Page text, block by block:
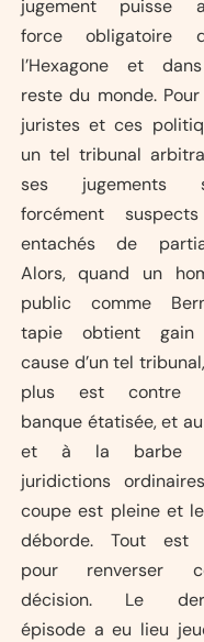
jugement puisse
force obligatoire
l’Hexagone et
reste du monde.
juristes et ces
un tel tribunal
ses jugements
forcément
entachés de
Alors, quand un
public comme
tapie obtient
cause d’un tel
plus est contre
banque étatisée, et
et à la barbe
juridictions
coupe est pleine et
déborde. Tout est
pour renverser
décision. Le
épisode a eu lieu